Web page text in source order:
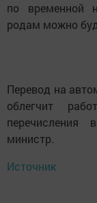
по временной
родам можно
Перевод на
облегчит
перечисления
министр.
Источник